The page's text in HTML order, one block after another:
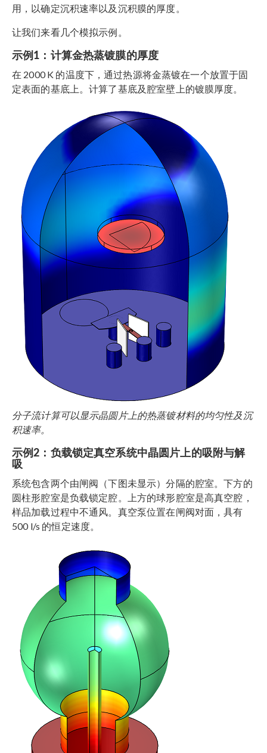
用，以确定沉积速率以及沉积膜的厚度。
让我们来看几个模拟示例。
示例1：计算金热蒸镀膜的厚度
在 2000 K 的温度下，通过热源将金蒸镀在一个放置于固
定表面的基底上。计算了基底及腔室壁上的镀膜厚度。
分子流计算可以显示晶圆片上的热蒸镀材料的均匀性及沉
积速率。
示例2：负载锁定真空系统中晶圆片上的吸附与解
吸
系统包含两个由闸阀（下图未显示）分隔的腔室。下方的
圆柱形腔室是负载锁定腔。上方的球形腔室是高真空腔，
样品加载过程中不通风。真空泵位置在闸阀对面，具有
500 l/s 的恒定速度。